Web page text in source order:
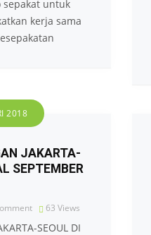
sepakat untuk
kerja sama
2018
JAKARTA-
SEPTEMBER
63 Views
SEOUL DI